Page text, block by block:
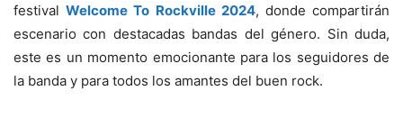
festivalWelcome To Rockville 2024, donde compartirán
escenario con destacadas bandas del género. Sin duda,
este es un momento emocionante para los seguidores de
la banda y para todos los amantes del buen rock.